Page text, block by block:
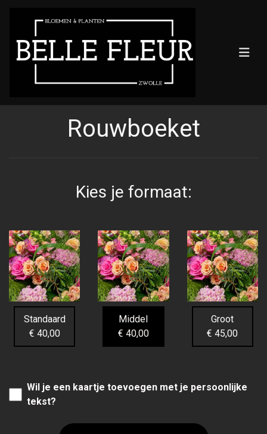
Rouwboeket
Kies je formaat:
Standaard
€ 40,00
Middel
€ 40,00
Groot
€ 45,00
Wil je een kaartje toevoegen met je persoonlijke
tekst?